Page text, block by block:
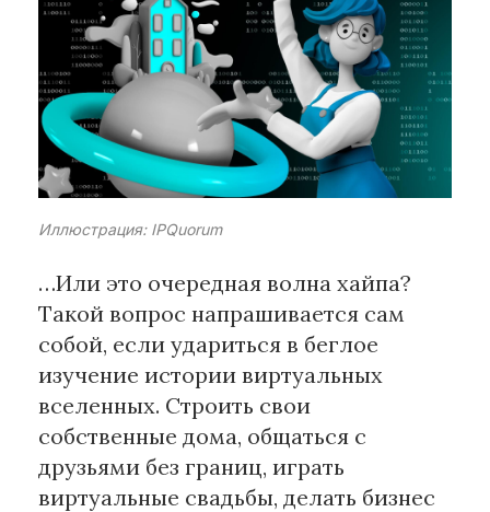
Рубрики
Интеллектуальная собственность
и креативные индустрии
Кино и театр
Искусство
Дизайн и мода
Архитектура и урбанистика
Наука и технологии
Медиа
Образование
Издательское дело
Музыка
Музеи
Иллюстрация: IPQuorum
…Или это очередная волна хайпа?
Такой вопрос напрашивается сам
собой, если удариться в беглое
изучение истории виртуальных
вселенных. Строить свои
собственные дома, общаться с
друзьями без границ, играть
виртуальные свадьбы, делать бизнес